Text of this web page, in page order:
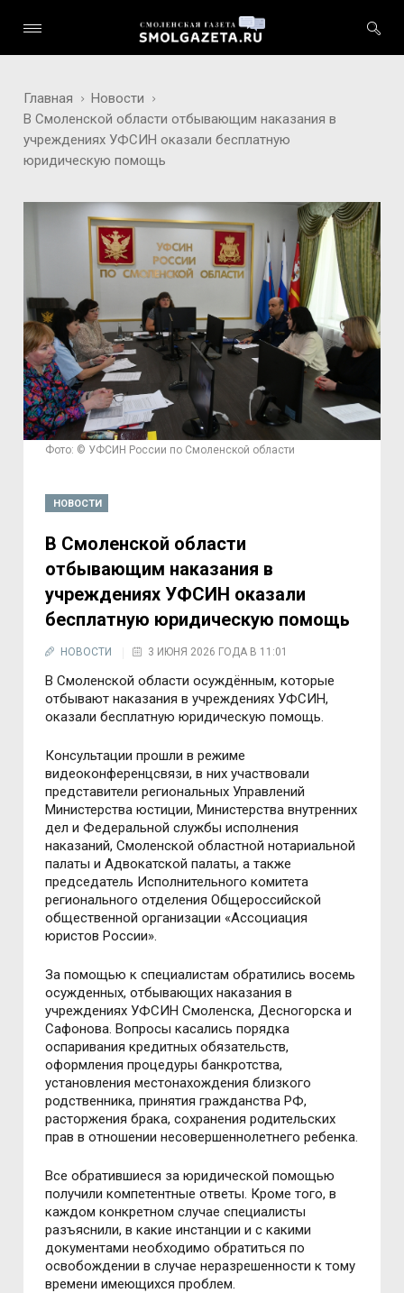
Главная
Новости
В Смоленской области отбывающим наказания в
учреждениях УФСИН оказали бесплатную
юридическую помощь
Фото: © УФСИН России по Смоленской области
НОВОСТИ
В Смоленской области
отбывающим наказания в
учреждениях УФСИН оказали
бесплатную юридическую помощь
НОВОСТИ 3 ИЮНЯ 2026 ГОДА В 11:01
В Смоленской области осуждённым, которые
отбывают наказания в учреждениях УФСИН,
оказали бесплатную юридическую помощь.
Консультации прошли в режиме
видеоконференцсвязи, в них участвовали
представители региональных Управлений
Министерства юстиции, Министерства внутренних
дел и Федеральной службы исполнения
наказаний, Смоленской областной нотариальной
палаты и Адвокатской палаты, а также
председатель Исполнительного комитета
регионального отделения Общероссийской
общественной организации «Ассоциация
юристов России».
За помощью к специалистам обратились восемь
осужденных, отбывающих наказания в
учреждениях УФСИН Смоленска, Десногорска и
Сафонова. Вопросы касались порядка
оспаривания кредитных обязательств,
оформления процедуры банкротства,
установления местонахождения близкого
родственника, принятия гражданства РФ,
расторжения брака, сохранения родительских
прав в отношении несовершеннолетнего ребенка.
Все обратившиеся за юридической помощью
получили компетентные ответы. Кроме того, в
каждом конкретном случае специалисты
разъяснили, в какие инстанции и с какими
документами необходимо обратиться по
освобождении в случае неразрешенности к тому
времени имеющихся проблем.